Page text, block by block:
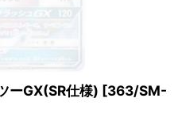
ーGX(SR仕様) [363/SM-